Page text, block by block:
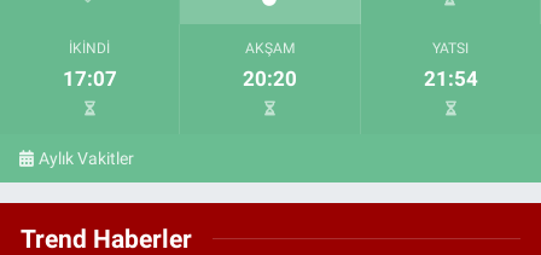
İKINDI
17:07
AKŞAM
20:20
YATSI
21:54
Aylık Vakitler
Trend Haberler